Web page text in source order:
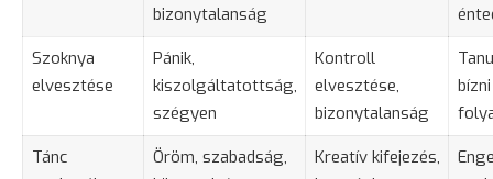
bizonytalanság
Szoknya
elvesztése
Pánik,
kiszolgáltatottság,
szégyen
Kontroll
elvesztése,
bizonytalanság
Tánc
Öröm, szabadság,
Kreatív kifejezés,